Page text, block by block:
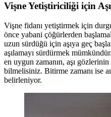
Vişne Yetiştiriciliği için
Vişne fidanı yetiştirmek için
önce yabani çöğürlerden
uzun sürdüğü için aşıya geç
aşılamayı sürdürmek
en uygun zamanın, aşı
bilmelisiniz. Bitirme zamanı ise
belirleniyor.